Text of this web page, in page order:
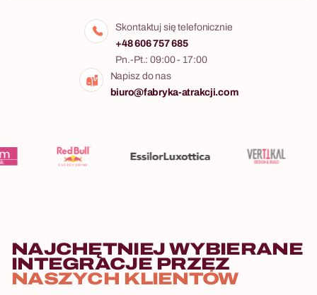
Skontaktuj się telefonicznie
+48 606 757 685
Pn.-Pt.: 09:00 - 17:00
Napisz do nas
biuro@fabryka-atrakcji.com
NAJCHĘTNIEJ WYBIERANE
INTEGRACJE PRZEZ
NASZYCH KLIENTÓW